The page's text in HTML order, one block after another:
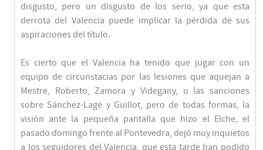
disgusto, pero un disgusto de los serio, ya que esta
derrota del Valencia puede implicar la pérdida de sus
aspiraciones del título.
Es cierto que el Valencia ha tenido que jugar con un
equipo de circunstacias por las lesiones que aquejan a
Mestre, Roberto, Zamora y Videgany, u las sanciones
sobre Sánchez-Lage y Guillot, pero de todas formas, la
visión ante la pequeña pantalla que hizo el Elche, el
pasado domingo frente al Pontevedra, dejó muy inquietos
a los seguidores del Valencia, que esta tarde han podido